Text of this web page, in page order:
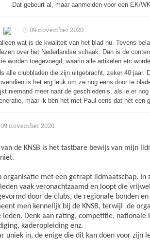
Dat gebeurt al, maar aanmelden voor een EK/
09 november 2020
wat is de kwaliteit van het blad nu. Tevens
over het Nederlandse schaak. Dan is de
worden toegevoegd, waarin alle artikelen etc
alle clubbladen die zijn uitgebracht, zeker 40 jaar.
is het erg leuk om ze nog eens door te
niemand meer naar de geschiedenis, als ie er
maar ik ben het met Paul eens dat het een
09 november 2020
van de KNSB is het tastbare bewijs van mijn
organisatie met een getrapt lidmaatschap.
vaak veronachtzaamd en loopt die
door de clubs, de regionale bonden
men kennelijk bij de KNSB, terwijl
de
leden. Denk aan rating, competitie, nationale
kaderopleiding enz.
uniek in, de enige die dit kan doen voor